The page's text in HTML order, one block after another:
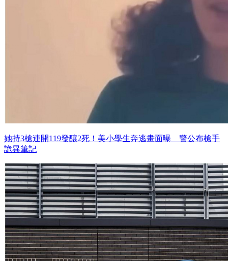
她持3槍連開119發釀2死！美小學生奔逃畫面曝 警公布槍手
詭異筆記